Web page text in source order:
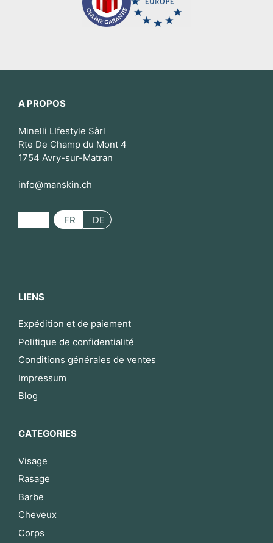
A PROPOS
Minelli LIfestyle Sàrl
Rte De Champ du Mont 4
1754 Avry-sur-Matran
info@manskin.ch
FR DE
LIENS
Expédition et de paiement
Politique de confidentialité
Conditions générales de ventes
Impressum
Blog
CATEGORIES
Visage
Rasage
Barbe
Cheveux
Corps